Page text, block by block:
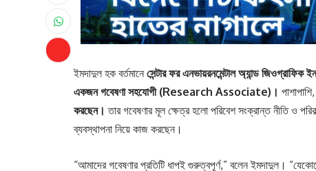
ইমদাদুল হক বর্তমানে সেন্টার ফর এনভায়রনমেন্টাল অ্যান্ড জিওগ্রাফিক
একজন গবেষণা সহযোগী (Research Associate)।
করছেন। তার গবেষণার মূল ক্ষেত্র হলো পরিবেশ সংক্রান্ত নীতি ও
ব্যবস্থাপনা নিয়ে কাজ করছেন।
“আমাদের গবেষণার প্রতিটি ধাপই গুরুত্বপূর্ণ,” বলেন ইমদাদুল।